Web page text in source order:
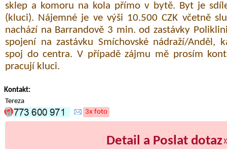
sklep a komoru na kola přímo v bytě. Byt je
(kluci). Nájemné je ve výši 10.500 CZK včetně
nachází na Barrandově 3 min. od zastávky
spojení na zastávku Smíchovské nádraží/Anděl,
spoj do centra. V případě zájmu mě prosím
pracují kluci.
Kontakt:
Tereza
3x foto
Detail a Poslat dotaz